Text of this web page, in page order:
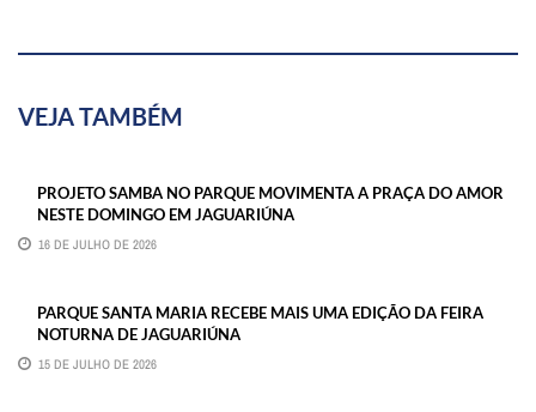
VEJA TAMBÉM
PROJETO SAMBA NO PARQUE MOVIMENTA A PRAÇA DO AMOR
NESTE DOMINGO EM JAGUARIÚNA
16 DE JULHO DE 2026
PARQUE SANTA MARIA RECEBE MAIS UMA EDIÇÃO DA FEIRA
NOTURNA DE JAGUARIÚNA
15 DE JULHO DE 2026